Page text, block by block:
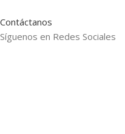
Contáctanos
Síguenos en Redes Sociales